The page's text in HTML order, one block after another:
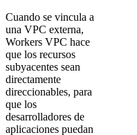
Cuando se vincula a
una VPC externa,
Workers VPC hace
que los recursos
subyacentes sean
directamente
direccionables, para
que los
desarrolladores de
aplicaciones puedan